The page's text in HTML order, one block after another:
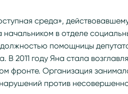
среда»,
в отделе
помощницы
2011 году Яна стала
фронте. Организация
против